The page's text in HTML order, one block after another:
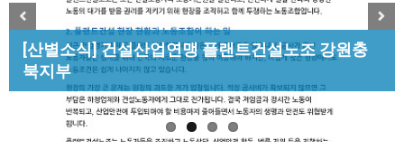
[성명] 막을 수 있었던 죽음, HL만도가 책임져라 :
청년노동자 사망사고의 철저한 진상규…
[산별소식] 건설산업연맹 플랜트건설노조 강원충
북지부
[강릉,속초,원주,춘천] 폭염감시단 사업 이모저모
[조합원☆인터뷰] 서비스연맹 전국학교비정규직노
동조합 강원지부 김유미 춘천지회장
Previous